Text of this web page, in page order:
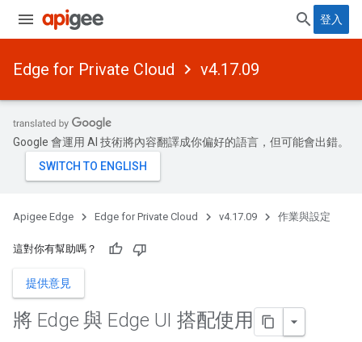
登入
Edge for Private Cloud v4.17.09
Google 會運用 AI 技術將內容翻譯成你偏好的語言，但可能會出錯。
Apigee Edge Edge for Private Cloud v4.17.09 作業與設定
這對你有幫助嗎？
提供意見
將 Edge 與 Edge UI 搭配使用